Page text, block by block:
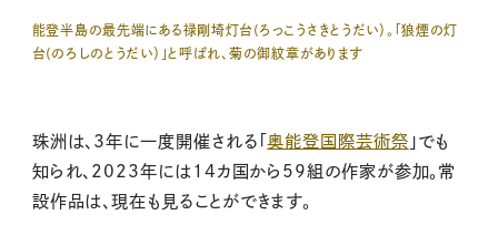
能登半島の最先端にある禄剛埼灯台(ろっこうさきとうだい）。「狼煙の灯
台(のろしのとうだい）」と呼ばれ、菊の御紋章があります
珠洲は、3年に一度開催される「奥能登国際芸術祭 」でも
知られ、2023年には14カ国から59組の作家が参加。常
設作品は、現在も見ることができます。